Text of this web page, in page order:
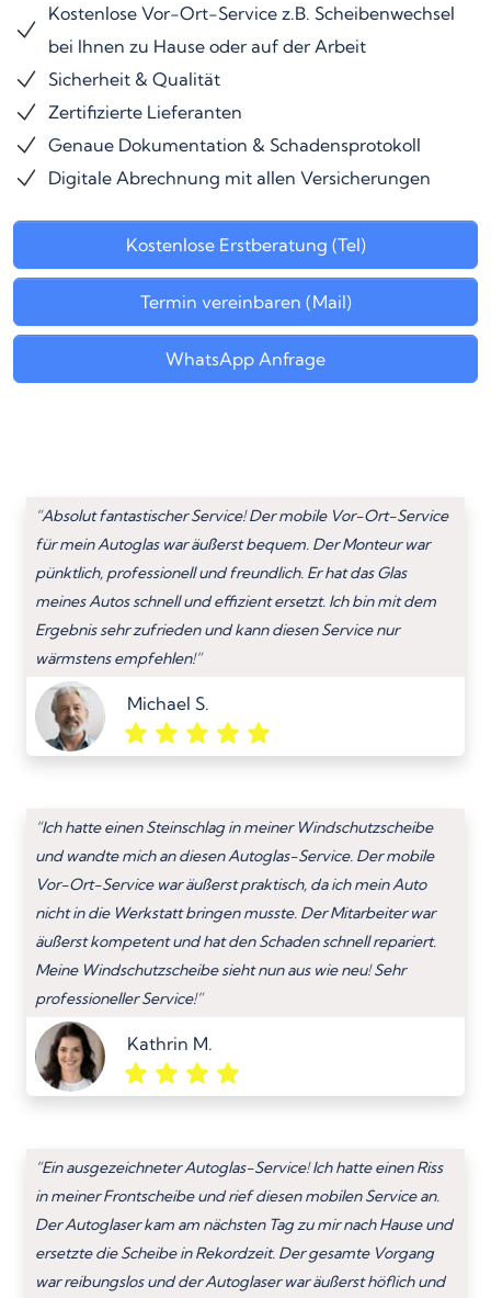
Kostenlose Vor-Ort-Service z.B. Scheibenwechsel
bei Ihnen zu Hause oder auf der Arbeit
Sicherheit & Qualität
Zertifizierte Lieferanten
Genaue Dokumentation & Schadensprotokoll
Digitale Abrechnung mit allen Versicherungen
Kostenlose Erstberatung (Tel)
Termin vereinbaren (Mail)
WhatsApp Anfrage
“Absolut fantastischer Service! Der mobile Vor-Ort-Service
für mein Autoglas war äußerst bequem. Der Monteur war
pünktlich, professionell und freundlich. Er hat das Glas
meines Autos schnell und effizient ersetzt. Ich bin mit dem
Ergebnis sehr zufrieden und kann diesen Service nur
wärmstens empfehlen!”
Michael S.
“Ich hatte einen Steinschlag in meiner Windschutzscheibe
und wandte mich an diesen Autoglas-Service. Der mobile
Vor-Ort-Service war äußerst praktisch, da ich mein Auto
nicht in die Werkstatt bringen musste. Der Mitarbeiter war
äußerst kompetent und hat den Schaden schnell repariert.
Meine Windschutzscheibe sieht nun aus wie neu! Sehr
professioneller Service!”
Kathrin M.
“Ein ausgezeichneter Autoglas-Service! Ich hatte einen Riss
in meiner Frontscheibe und rief diesen mobilen Service an.
Der Autoglaser kam am nächsten Tag zu mir nach Hause und
ersetzte die Scheibe in Rekordzeit. Der gesamte Vorgang
war reibungslos und der Autoglaser war äußerst höflich und